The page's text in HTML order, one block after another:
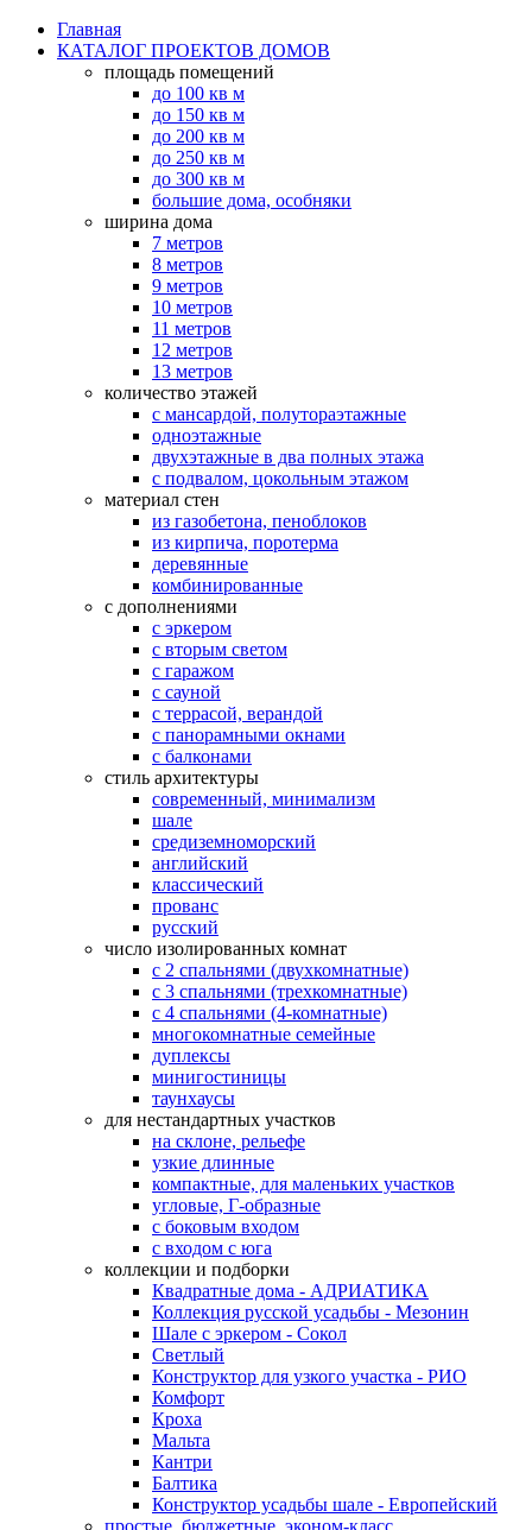
Главная
КАТАЛОГ ПРОЕКТОВ ДОМОВ
площадь помещений
до 100 кв м
до 150 кв м
до 200 кв м
до 250 кв м
до 300 кв м
большие дома, особняки
ширина дома
7 метров
8 метров
9 метров
10 метров
11 метров
12 метров
13 метров
количество этажей
с мансардой, полутораэтажные
одноэтажные
двухэтажные в два полных этажа
с подвалом, цокольным этажом
материал стен
из газобетона, пеноблоков
из кирпича, поротерма
деревянные
комбинированные
с дополнениями
с эркером
с вторым светом
с гаражом
с сауной
с террасой, верандой
с панорамными окнами
с балконами
стиль архитектуры
современный, минимализм
шале
средиземноморский
английский
классический
прованс
русский
число изолированных комнат
с 2 спальнями (двухкомнатные)
с 3 спальнями (трехкомнатные)
с 4 спальнями (4-комнатные)
многокомнатные семейные
дуплексы
минигостиницы
таунхаусы
для нестандартных участков
на склоне, рельефе
узкие длинные
компактные, для маленьких участков
угловые, Г-образные
с боковым входом
с входом с юга
коллекции и подборки
Квадратные дома - АДРИАТИКА
Коллекция русской усадьбы - Мезонин
Шале с эркером - Сокол
Светлый
Конструктор для узкого участка - РИО
Комфорт
Кроха
Мальта
Кантри
Балтика
Конструктор усадьбы шале - Европейский
простые, бюджетные, эконом-класс